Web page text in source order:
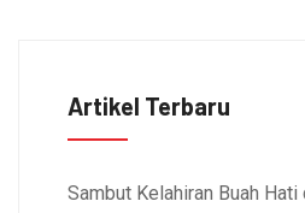
Artikel Terbaru
Sambut Kelahiran Buah Hati